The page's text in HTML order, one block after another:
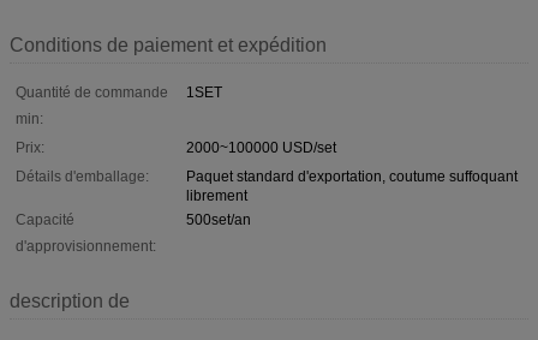
Conditions de paiement et expédition
Quantité de commande
min:
1SET
Prix:
2000~100000 USD/set
Détails d'emballage:
Paquet standard d'exportation, coutume suffoquant
librement
Capacité
d'approvisionnement:
500set/an
description de